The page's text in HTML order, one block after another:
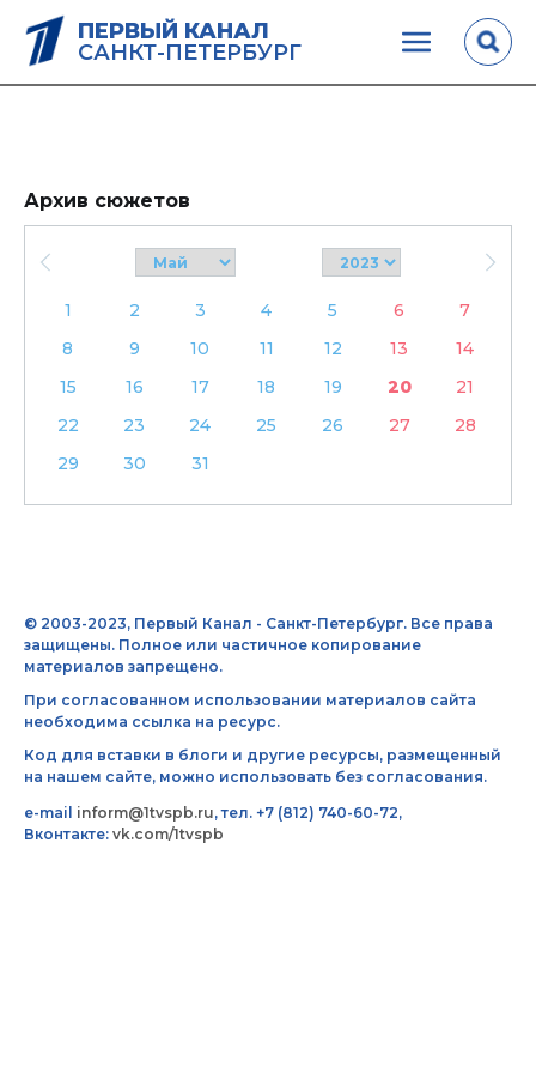
ПЕРВЫЙ КАНАЛ
САНКТ-ПЕТЕРБУРГ
Архив сюжетов
1 2 3 4 5 6
7
8
9 10 11 12 13
14
15
16 17 18 19 20
21
22
23 24 25 26 27
28
29
30 31
© 2003-2023, Первый Канал - Санкт-Петербург. Все права
защищены. Полное или частичное копирование
материалов запрещено.
При согласованном использовании материалов сайта
необходима ссылка на ресурс.
Код для вставки в блоги и другие ресурсы, размещенный
на нашем сайте, можно использовать без согласования.
e-mail inform@1tvspb.ru, тел. +7 (812) 740-60-72,
Вконтакте: vk.com/1tvspb